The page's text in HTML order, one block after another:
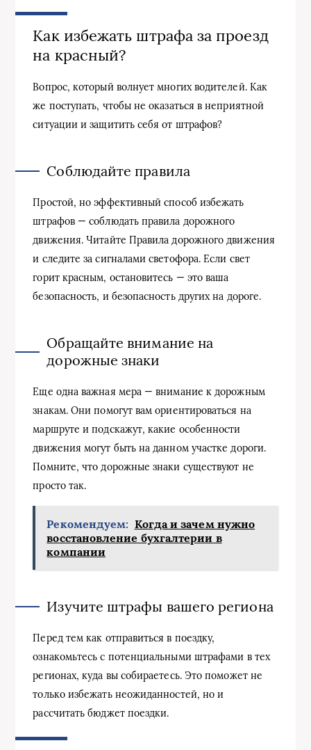
Как избежать штрафа за проезд
на красный?
Вопрос, который волнует многих водителей. Как
же поступать, чтобы не оказаться в неприятной
ситуации и защитить себя от штрафов?
Соблюдайте правила
Простой, но эффективный способ избежать
штрафов — соблюдать правила дорожного
движения. Читайте Правила дорожного движения
и следите за сигналами светофора. Если свет
горит красным, остановитесь — это ваша
безопасность, и безопасность других на дороге.
Обращайте внимание на
дорожные знаки
Еще одна важная мера — внимание к дорожным
знакам. Они помогут вам ориентироваться на
маршруте и подскажут, какие особенности
движения могут быть на данном участке дороги.
Помните, что дорожные знаки существуют не
просто так.
Рекомендуем: Когда и зачем нужно
восстановление бухгалтерии в
компании
Изучите штрафы вашего региона
Перед тем как отправиться в поездку,
ознакомьтесь с потенциальными штрафами в тех
регионах, куда вы собираетесь. Это поможет не
только избежать неожиданностей, но и
рассчитать бюджет поездки.